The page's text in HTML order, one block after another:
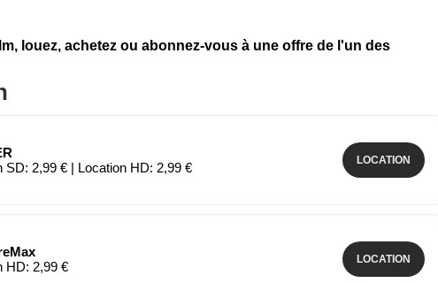
louez, achetez ou abonnez-vous à une offre de l'un des
SD: 2,99 € | Location HD: 2,99 €
LOCATION
HD: 2,99 €
LOCATION